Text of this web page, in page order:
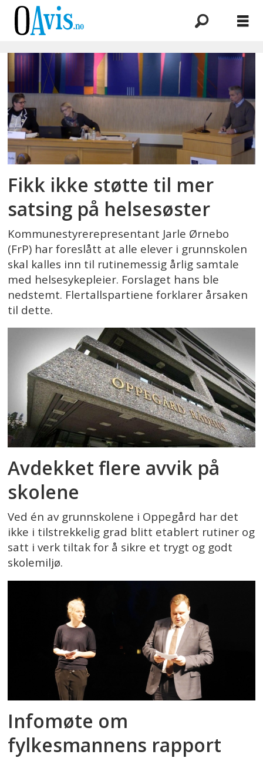
Emne:
psykososialt
miljø
Fikk ikke støtte til mer
satsing på helsesøster
Kommunestyrerepresentant Jarle Ørnebo
(FrP) har foreslått at alle elever i grunnskolen
skal kalles inn til rutinemessig årlig samtale
med helsesykepleier. Forslaget hans ble
nedstemt. Flertallspartiene forklarer årsaken
til dette.
Avdekket flere avvik på
skolene
Ved én av grunnskolene i Oppegård har det
ikke i tilstrekkelig grad blitt etablert rutiner og
satt i verk tiltak for å sikre et trygt og godt
skolemiljø.
Infomøte om
fylkesmannens rapport